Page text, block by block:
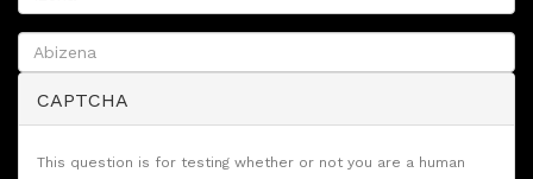
CAPTCHA
This question is for testing whether or not you are a human